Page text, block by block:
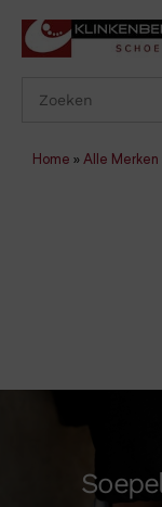
Home » Alle Merken